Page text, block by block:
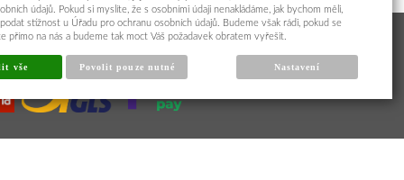
údajů. Pokud si myslíte, že s osobními údaji nenakládáme, jak bychom měli,
stížnost u Úřadu pro ochranu osobních údajů. Budeme však rádi, pokud se
přímo na nás a budeme tak moct Váš požadavek obratem vyřešit.
vše Povolit pouze nutné Nastavení